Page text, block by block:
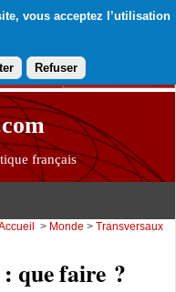
vous acceptez l’utilisation
Refuser
français
> Monde > Transversaux
que faire ?